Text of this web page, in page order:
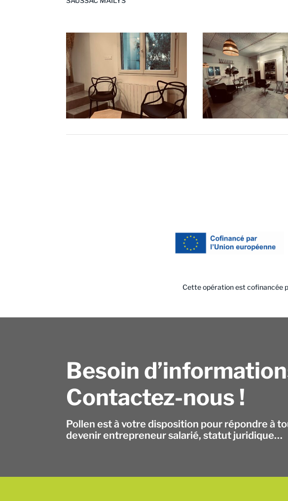
Cette opération est cofinancée
Besoin
Contactez-nous !
Pollen est à votre disposition pour répondre à
devenir entrepreneur salarié, statut juridique…